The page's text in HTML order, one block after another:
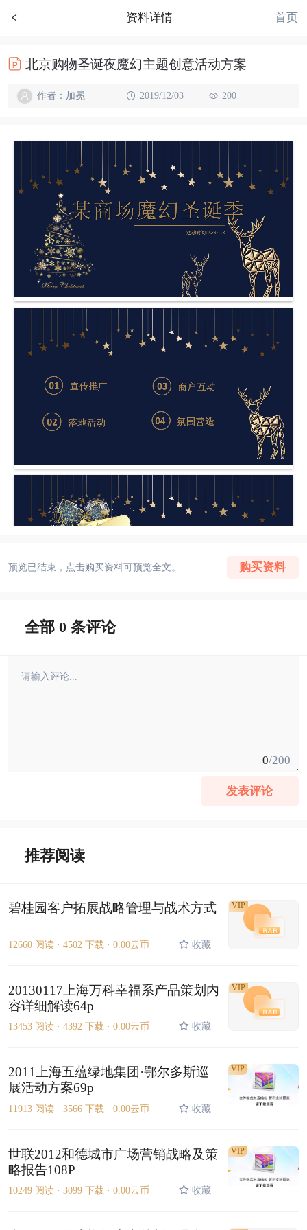
资料详情 首页
北京购物圣诞夜魔幻主题创意活动方案
作者：加冕 2019/12/03 200
预览已结束，点击购买资料可预览全文。 购买资料
全部 0 条评论
0/200
发表评论
推荐阅读
碧桂园客户拓展战略管理与战术方式
12660 阅读 · 4502 下载 · 0.00云币 收藏
VIP
20130117上海万科幸福系产品策划内
容详细解读64p
13453 阅读 · 4392 下载 · 0.00云币 收藏
VIP
2011上海五蕴绿地集团·鄂尔多斯巡
展活动方案69p
11913 阅读 · 3566 下载 · 0.00云币 收藏
VIP
世联2012和德城市广场营销战略及策
略报告108P
10249 阅读 · 3099 下载 · 0.00云币 收藏
VIP